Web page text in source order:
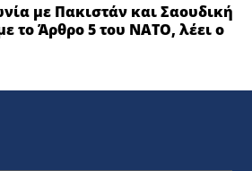
με Πακιστάν και Σαουδική
το Άρθρο 5 του ΝΑΤΟ, λέει ο